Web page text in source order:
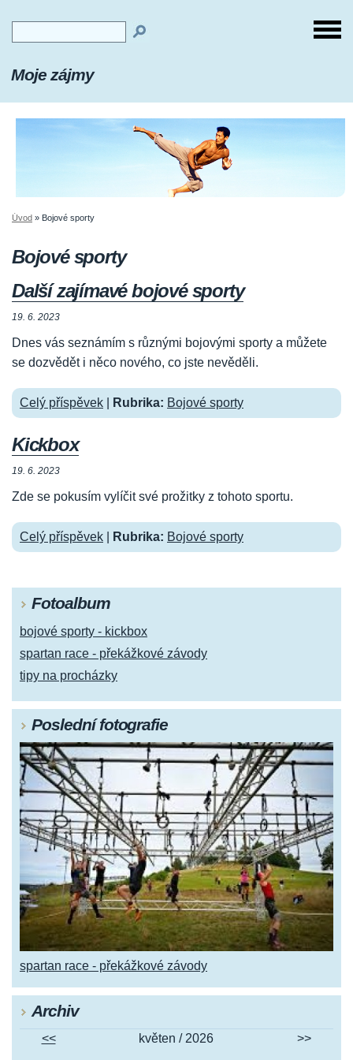
Moje zájmy
Úvod » Bojové sporty
Bojové sporty
Další zajímavé bojové sporty
19. 6. 2023
Dnes vás seznámím s různými bojovými sporty a můžete
se dozvědět i něco nového, co jste nevěděli.
Celý příspěvek Rubrika: Bojové sporty
Kickbox
19. 6. 2023
Zde se pokusím vylíčit své prožitky z tohoto sportu.
Celý příspěvek Rubrika: Bojové sporty
Fotoalbum
bojové sporty - kickbox
spartan race - překážkové závody
tipy na procházky
Poslední fotografie
spartan race - překážkové závody
Archiv
<< květen / 2026 >>